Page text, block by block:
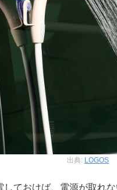
出典: LOGOS
ておけば、電源が取れ